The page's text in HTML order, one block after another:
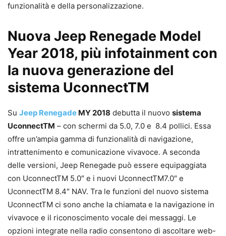
funzionalità e della personalizzazione.
Nuova Jeep Renegade Model
Year 2018, più infotainment con
la nuova generazione del
sistema UconnectTM
Su Jeep Renegade MY 2018 debutta il nuovo sistema
UconnectTM – con schermi da 5.0, 7.0 e 8.4 pollici. Essa
offre un’ampia gamma di funzionalità di navigazione,
intrattenimento e comunicazione vivavoce. A seconda
delle versioni, Jeep Renegade può essere equipaggiata
con UconnectTM 5.0″ e i nuovi UconnectTM7.0″ e
UconnectTM 8.4″ NAV. Tra le funzioni del nuovo sistema
UconnectTM ci sono anche la chiamata e la navigazione in
vivavoce e il riconoscimento vocale dei messaggi. Le
opzioni integrate nella radio consentono di ascoltare web-